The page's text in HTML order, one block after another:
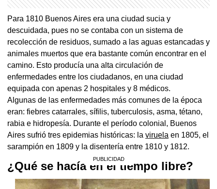
Para 1810 Buenos Aires era una ciudad sucia y
descuidada, pues no se contaba con un sistema de
recolección de residuos, sumado a las aguas estancadas y
animales muertos que era bastante común encontrar en el
camino. Esto producía una alta circulación de
enfermedades entre los ciudadanos, en una ciudad
equipada con apenas 2 hospitales y 8 médicos.
Algunas de las enfermedades más comunes de la época
eran: fiebres catarrales, sífilis, tuberculosis, asma, tétano,
rabia e hidropesía. Durante el período colonial, Buenos
Aires sufrió tres epidemias históricas: la viruela en 1805, el
sarampión en 1809 y la disentería entre 1810 y 1812.
¿Qué se hacía en el tiempo libre?